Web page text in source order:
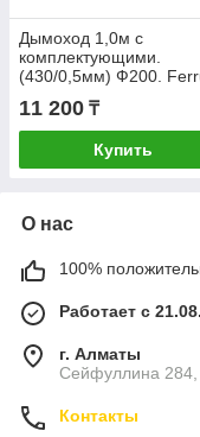
Дымоход 1,0м с
комплектующими.
(430/0,5мм) Ф200.
11 200 ₸
Купить
О нас
100%
Работает с
г. Алматы
Сейфуллина 284,
Контакты